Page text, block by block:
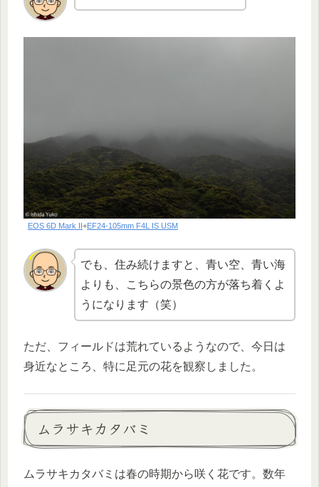
EOS 6D Mark II+EF24-105mm F4L IS USM
でも、住み続けますと、青い空、青い海
よりも、こちらの景色の方が落ち着くよ
うになります（笑）
ただ、フィールドは荒れているようなので、今日は
身近なところ、特に足元の花を観察しました。
ムラサキカタバミ
ムラサキカタバミは春の時期から咲く花です。数年